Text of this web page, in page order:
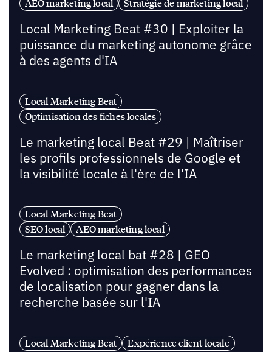
AEO marketing local Stratégie de marketing local
Local Marketing Beat #30 | Exploiter la
puissance du marketing autonome grâce
à des agents d'IA
Local Marketing Beat
Optimisation des fiches locales
Le marketing local Beat #29 | Maîtriser
les profils professionnels de Google et
la visibilité locale à l'ère de l'IA
Local Marketing Beat
SEO local
AEO marketing local
Le marketing local bat #28 | GEO
Evolved : optimisation des performances
de localisation pour gagner dans la
recherche basée sur l'IA
Local Marketing Beat Expérience client locale